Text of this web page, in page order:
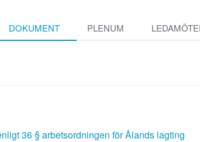
DOKUMENT PLENUM
36 § arbetsordningen för Ålands lagting